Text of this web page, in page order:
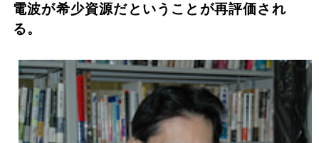
電波が希少資源だということが再評価され
る。